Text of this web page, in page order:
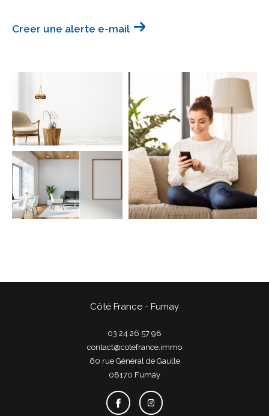
Creer une alerte e-mail
Côté France - Fumay
03 24 26 57 98
contact@cotefrance.immo
60 rue Général de Gaulle
08170
fumay
Pièces
AFFINER LES CRITÈRES
TERRASSE PARKING PISCINE
FILTRER PAR
COUPS DE COEUR
EXCLUSIVITÉS NOUVEAUTÉS